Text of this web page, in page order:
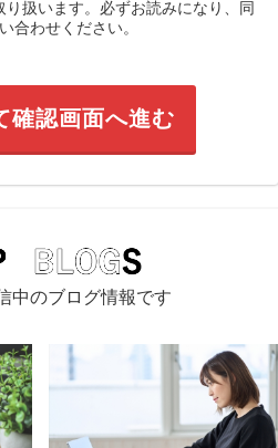
り扱います。必ずお読みになり、同
合わせください。
確認画面へ進む
中のブログ情報です